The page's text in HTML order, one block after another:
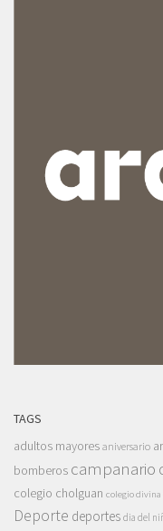
TAGS
adultos mayores aniversario
bomberos campanario
colegio cholguan colegio divina
Deporte deportes dia del